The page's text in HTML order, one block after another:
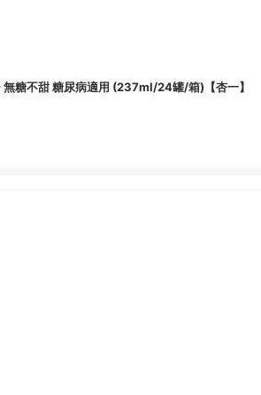
無糖不甜 糖尿病適用 (237ml/24罐/箱)【杏一】